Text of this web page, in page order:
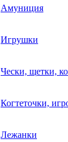
Амуниция
Игрушки
Чески, щетки,
Когтеточки,
Лежанки